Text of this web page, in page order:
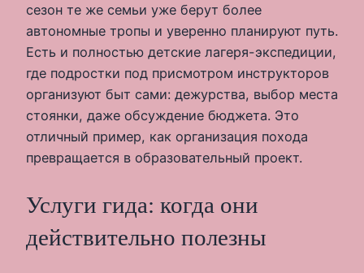
сезон те же семьи уже берут более
автономные тропы и уверенно планируют путь.
Есть и полностью детские лагеря-экспедиции,
где подростки под присмотром инструкторов
организуют быт сами: дежурства, выбор места
стоянки, даже обсуждение бюджета. Это
отличный пример, как организация похода
превращается в образовательный проект.
Услуги гида: когда они
действительно полезны